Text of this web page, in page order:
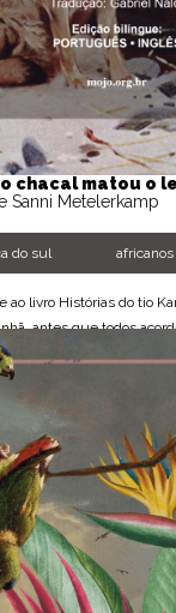
o chacal matou o
Sanni Metelerkamp
do sul africanos
ao livro Histórias do tio
antes que todos
de comida. Os